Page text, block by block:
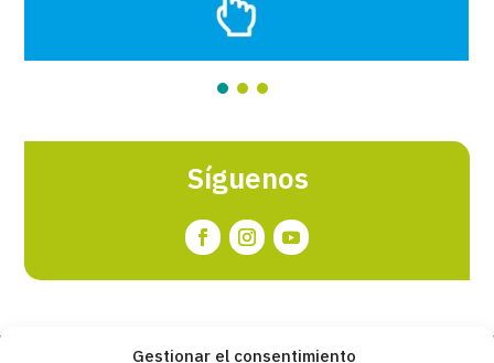
Gestionar el consentimiento
Síguenos